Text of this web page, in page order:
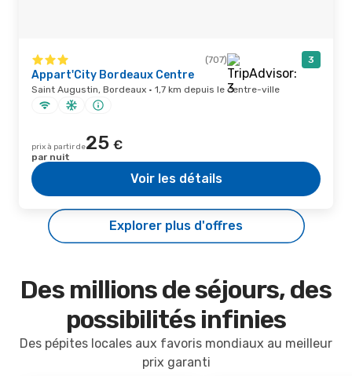
(707) 3
Appart'City Bordeaux Centre
Saint Augustin, Bordeaux · 1,7 km depuis le centre-ville
prix à partir de25 €
par nuit
Voir les détails
Explorer plus d'offres
Des millions de séjours, des
possibilités infinies
Des pépites locales aux favoris mondiaux au meilleur
prix garanti